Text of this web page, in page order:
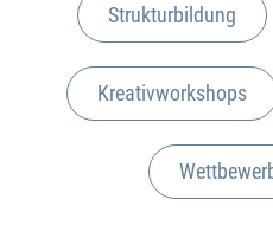
Struk­tur­bil­dung
Krea­tiv­work­shops